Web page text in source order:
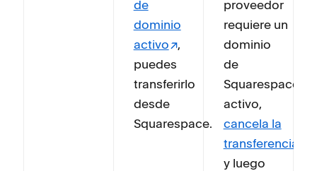
de
dominio
activo
,
puedes
transferirlo
desde
Squarespace.
proveedor
requiere un
dominio
de
Squarespace
activo,
cancela la
transferencia
y luego